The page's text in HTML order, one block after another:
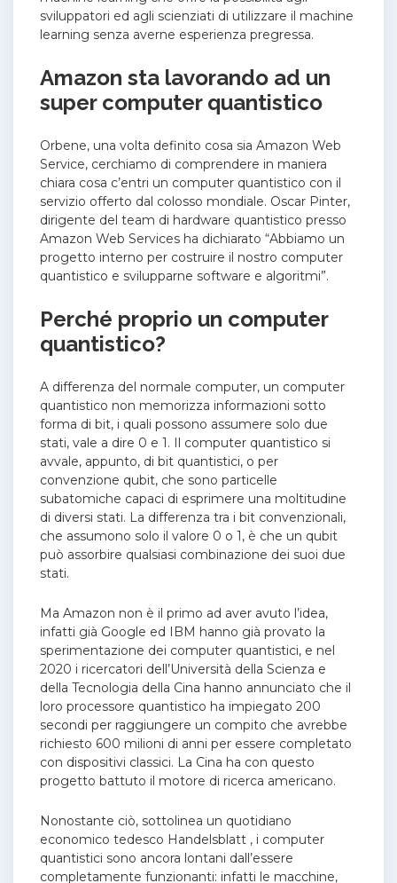
sviluppatori ed agli scienziati di utilizzare il machine
learning senza averne esperienza pregressa.
Amazon sta lavorando ad un
super computer quantistico
Orbene, una volta definito cosa sia Amazon Web
Service, cerchiamo di comprendere in maniera
chiara cosa c’entri un computer quantistico con il
servizio offerto dal colosso mondiale. Oscar Pinter,
dirigente del team di hardware quantistico presso
Amazon Web Services ha dichiarato “Abbiamo un
progetto interno per costruire il nostro computer
quantistico e svilupparne software e algoritmi”.
Perché proprio un computer
quantistico?
A differenza del normale computer, un computer
quantistico non memorizza informazioni sotto
forma di bit, i quali possono assumere solo due
stati, vale a dire 0 e 1. Il computer quantistico si
avvale, appunto, di bit quantistici, o per
convenzione qubit, che sono particelle
subatomiche capaci di esprimere una moltitudine
di diversi stati. La differenza tra i bit convenzionali,
che assumono solo il valore 0 o 1, è che un qubit
può assorbire qualsiasi combinazione dei suoi due
stati.
Ma Amazon non è il primo ad aver avuto l’idea,
infatti già Google ed IBM hanno già provato la
sperimentazione dei computer quantistici, e nel
2020 i ricercatori dell’Università della Scienza e
della Tecnologia della Cina hanno annunciato che il
loro processore quantistico ha impiegato 200
secondi per raggiungere un compito che avrebbe
richiesto 600 milioni di anni per essere completato
con dispositivi classici. La Cina ha con questo
progetto battuto il motore di ricerca americano.
Nonostante ciò, sottolinea un quotidiano
economico tedesco Handelsblatt , i computer
quantistici sono ancora lontani dall’essere
completamente funzionanti: infatti le macchine,